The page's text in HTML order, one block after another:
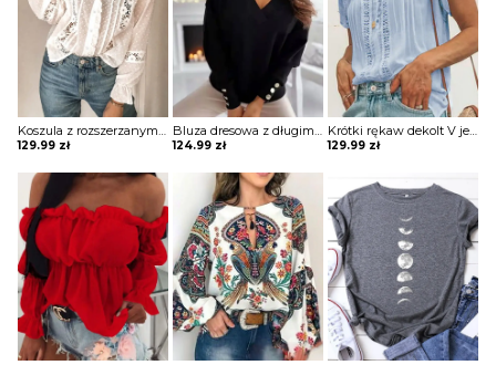
Koszula z rozszerzanymi rękawami i kwiatową koronką w szwajcarskie kropki bluzka Yongsoon
129.99 zł
Bluza dresowa z długimi rękawami gładkim dekoltem w szpic i guzikami Phillippa
124.99 zł
Krótki rękaw dekolt V jednolita koronka wzór koszulka tshirt luźna top bluzka Irene
129.99 zł